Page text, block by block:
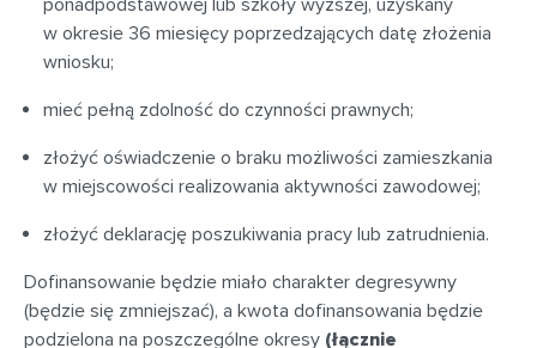
ponadpodstawowej lub szkoły wyższej, uzyskany
w okresie 36 miesięcy poprzedzających datę złożenia
wniosku;
mieć pełną zdolność do czynności prawnych;
złożyć oświadczenie o braku możliwości zamieszkania
w miejscowości realizowania aktywności zawodowej;
złożyć deklarację poszukiwania pracy lub zatrudnienia.
Dofinansowanie będzie miało charakter degresywny
(będzie się zmniejszać), a kwota dofinansowania będzie
podzielona na poszczególne okresy (łącznie